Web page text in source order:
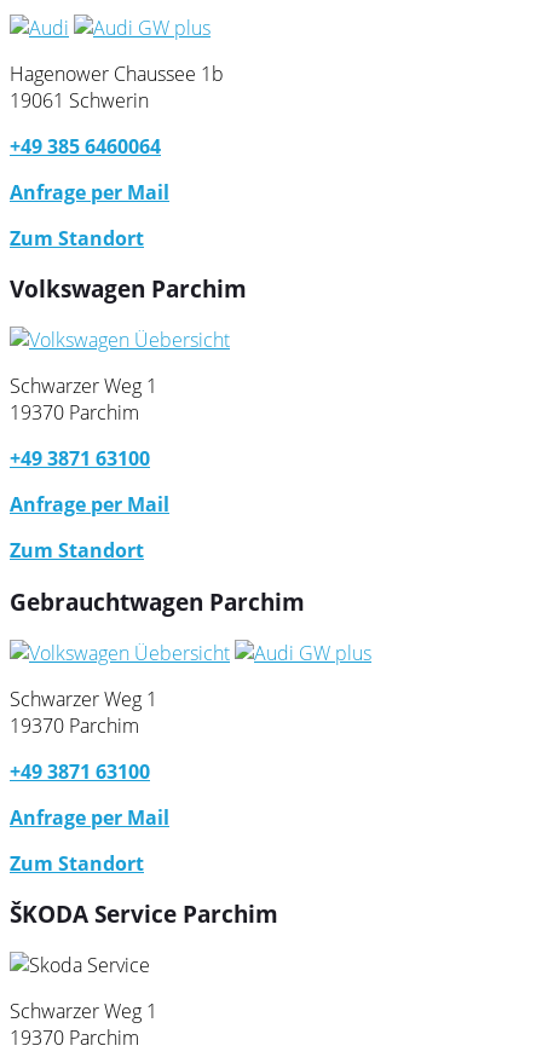
Hagenower Chaussee 1b
19061 Schwerin
+49 385 6460064
Anfrage per Mail
Zum Standort
Volkswagen Parchim
Schwarzer Weg 1
19370 Parchim
+49 3871 63100
Anfrage per Mail
Zum Standort
Gebrauchtwagen Parchim
Schwarzer Weg 1
19370 Parchim
+49 3871 63100
Anfrage per Mail
Zum Standort
ŠKODA Service Parchim
Schwarzer Weg 1
19370 Parchim